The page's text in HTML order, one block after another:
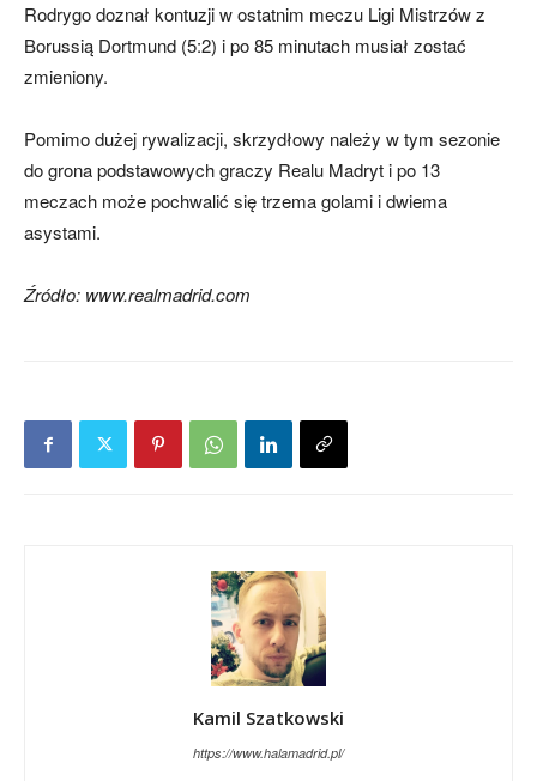
Rodrygo doznał kontuzji w ostatnim meczu Ligi Mistrzów z
Borussią Dortmund (5:2) i po 85 minutach musiał zostać
zmieniony.
Pomimo dużej rywalizacji, skrzydłowy należy w tym sezonie
do grona podstawowych graczy Realu Madryt i po 13
meczach może pochwalić się trzema golami i dwiema
asystami.
Źródło: www.realmadrid.com
Kamil Szatkowski
https://www.halamadrid.pl/